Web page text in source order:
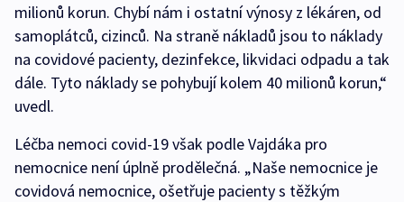
milionů korun. Chybí nám i ostatní výnosy z lékáren, od
samoplátců, cizinců. Na straně nákladů jsou to náklady
na covidové pacienty, dezinfekce, likvidaci odpadu a tak
dále. Tyto náklady se pohybují kolem 40 milionů korun,“
uvedl.
Léčba nemoci covid-19 však podle Vajdáka pro
nemocnice není úplně prodělečná. „Naše nemocnice je
covidová nemocnice, ošetřuje pacienty s těžkým